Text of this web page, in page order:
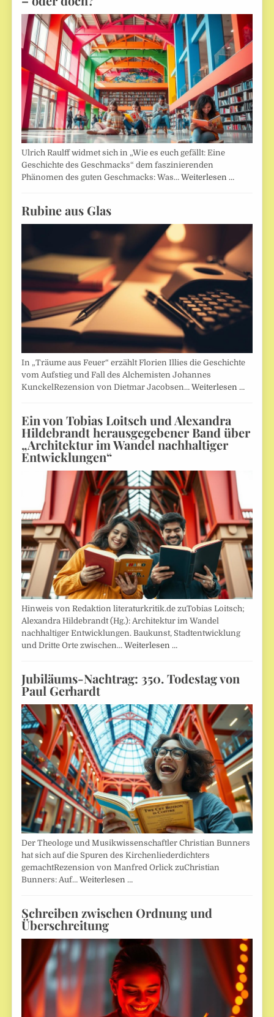
Ulrich Raulff widmet sich in „Wie es euch gefällt: Eine
Geschichte des Geschmacks“ dem faszinierenden
Phänomen des guten Geschmacks: Was…Weiterlesen …
Rubine aus Glas
In „Träume aus Feuer“ erzählt Florien Illies die Geschichte
vom Aufstieg und Fall des Alchemisten Johannes
KunckelRezension von Dietmar Jacobsen…Weiterlesen …
Ein von Tobias Loitsch und Alexandra
Hildebrandt herausgegebener Band über
„Architektur im Wandel nachhaltiger
Entwicklungen“
Hinweis von Redaktion literaturkritik.de zuTobias Loitsch;
Alexandra Hildebrandt (Hg.): Architektur im Wandel
nachhaltiger Entwicklungen. Baukunst, Stadtentwicklung
und Dritte Orte zwischen…Weiterlesen …
Jubiläums-Nachtrag: 350. Todestag von
Paul Gerhardt
Der Theologe und Musikwissenschaftler Christian Bunners
hat sich auf die Spuren des Kirchenliederdichters
gemachtRezension von Manfred Orlick zuChristian
Bunners: Auf…Weiterlesen …
Schreiben zwischen Ordnung und
Überschreitung